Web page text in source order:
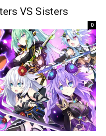
VS Sisters
0